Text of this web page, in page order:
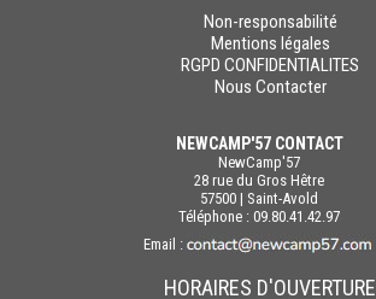
Non-responsabilité
Mentions légales
RGPD CONFIDENTIALITES
Nous Contacter
NEWCAMP'57 CONTACT
NewCamp'57
28 rue du Gros Hêtre
57500 | Saint-Avold
Téléphone : 09.80.41.42.97
Email :
HORAIRES D'OUVERTURE